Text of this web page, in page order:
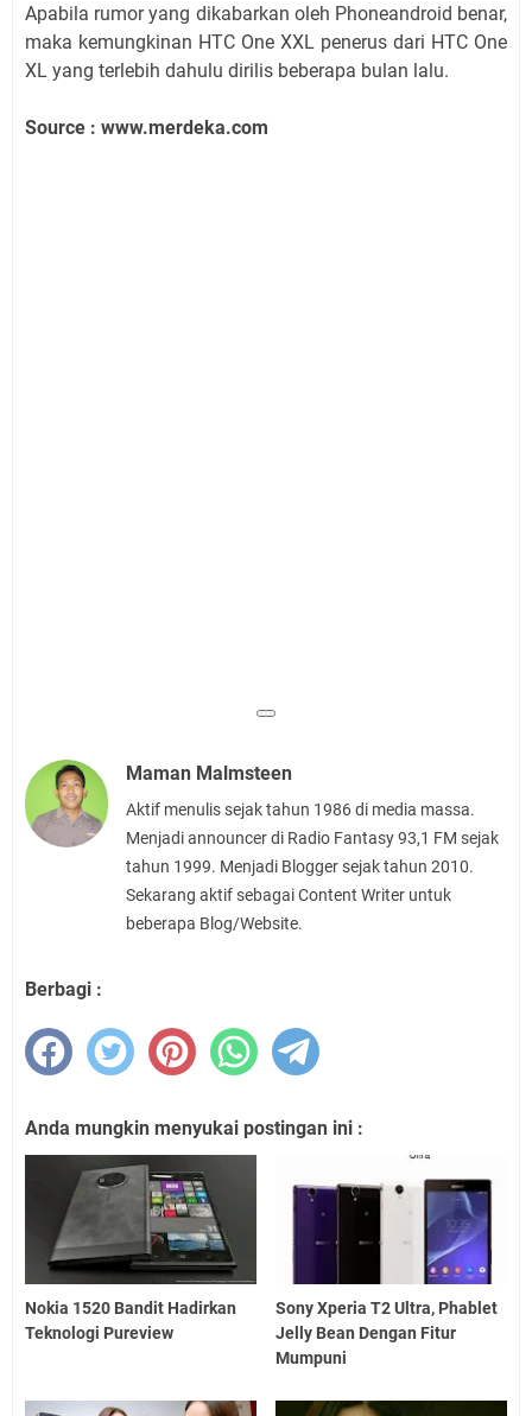
Apabila rumor yang dikabarkan oleh Phoneandroid benar,
maka kemungkinan HTC One XXL penerus dari HTC One
XL yang terlebih dahulu dirilis beberapa bulan lalu.
Source : www.merdeka.com
Maman Malmsteen
Aktif menulis sejak tahun 1986 di media massa.
Menjadi announcer di Radio Fantasy 93,1 FM sejak
tahun 1999. Menjadi Blogger sejak tahun 2010.
Sekarang aktif sebagai Content Writer untuk
beberapa Blog/Website.
Berbagi :
Anda mungkin menyukai postingan ini :
Nokia 1520 Bandit Hadirkan
Teknologi Pureview
Sony Xperia T2 Ultra, Phablet
Jelly Bean Dengan Fitur
Mumpuni